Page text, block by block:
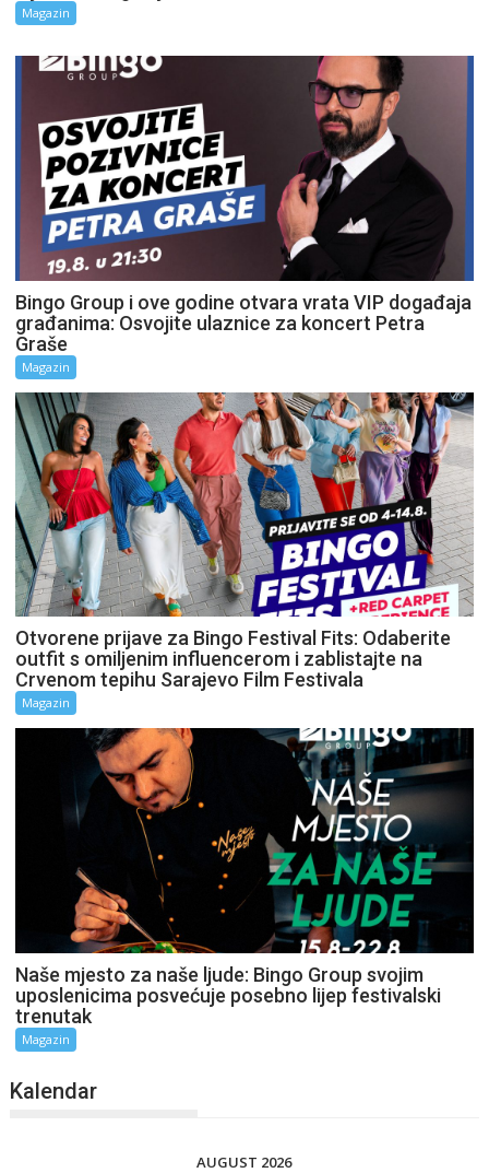
Magazin
Bingo Group i ove godine otvara vrata VIP događaja
građanima: Osvojite ulaznice za koncert Petra
Graše
Magazin
Otvorene prijave za Bingo Festival Fits: Odaberite
outfit s omiljenim influencerom i zablistajte na
Crvenom tepihu Sarajevo Film Festivala
Magazin
Naše mjesto za naše ljude: Bingo Group svojim
uposlenicima posvećuje posebno lijep festivalski
trenutak
Magazin
Kalendar
AUGUST 2026